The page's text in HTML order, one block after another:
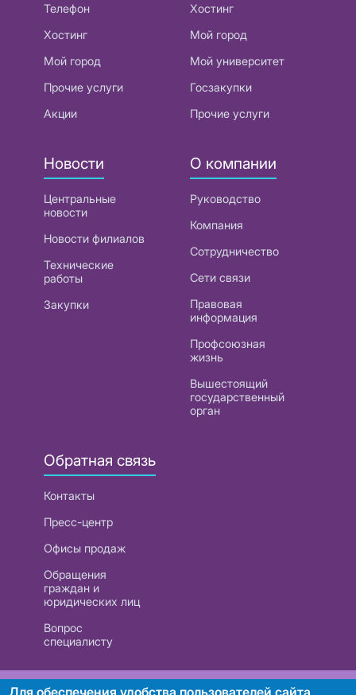
Телефон
Хостинг
Мой город
Прочие услуги
Акции
Хостинг
Мой город
Мой университет
Госзакупки
Прочие услуги
Новости
Центральные
новости
Новости филиалов
Технические
работы
Закупки
О компании
Руководство
Компания
Сотрудничество
Сети связи
Правовая
информация
Профсоюзная
жизнь
Вышестоящий
государственный
орган
Обратная связь
Контакты
Пресс-центр
Офисы продаж
Обращения
граждан и
юридических лиц
Вопрос
специалисту
РУП «Белтелеком». УНП 101007741
Для обеспечения удобства пользователей сайта